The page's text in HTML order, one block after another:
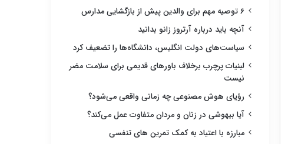
۶ توصیه مهم برای والدین پیش از بازگشایی مدارس
آنچه باید درباره آرتروز زانو بدانید
سیاست‌های دولت انگلیس، دانشگاه‌ها را تضعیف کرد
لبنیات پرچرب برخلاف باورهای قدیمی برای سلامت مضر
نیست
رؤیای هوش مصنوعی چه زمانی واقعی می‌شود؟
آیا بیهوشی در زنان و مردان متفاوت عمل می‌کند؟
مبارزه با اعتیاد به کمک تمرین های تنفسی